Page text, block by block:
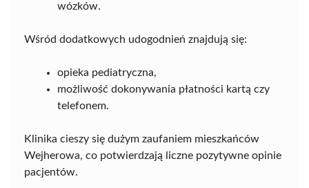
wózków.
Wśród dodatkowych udogodnień znajdują się:
opieka pediatryczna,
możliwość dokonywania płatności kartą czy
telefonem.
Klinika cieszy się dużym zaufaniem mieszkańców
Wejherowa, co potwierdzają liczne pozytywne opinie
pacjentów.